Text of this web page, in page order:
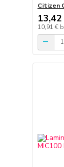
Citizen
10,91 €